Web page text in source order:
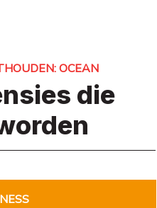
OCEAN
die